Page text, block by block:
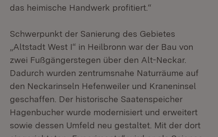
das heimische Handwerk profitiert.“
Schwerpunkt der Sanierung des Gebietes
„Altstadt West I“ in Heilbronn war der Bau von
zwei Fußgängerstegen über den Alt-Neckar.
Dadurch wurden zentrumsnahe Naturräume auf
den Neckarinseln Hefenweiler und Kraneninsel
geschaffen. Der historische Saatenspeicher
Hagenbucher wurde modernisiert und erweitert
sowie dessen Umfeld neu gestaltet. Mit der dort